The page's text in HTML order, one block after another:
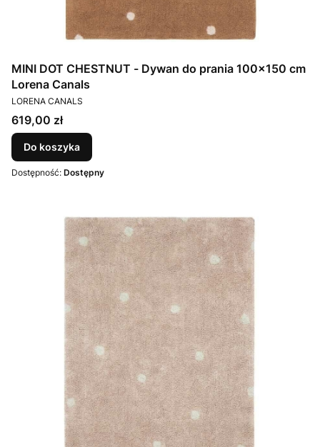
MINI DOT CHESTNUT - Dywan do prania 100x150 cm
Lorena Canals
PRODUCENT
LORENA CANALS
Cena
619,00 zł
Do koszyka
Dostępność: Dostępny